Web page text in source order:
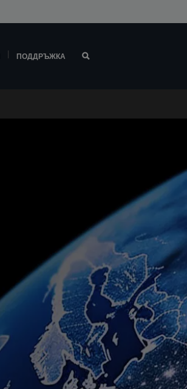
ПОДДРЪЖКА